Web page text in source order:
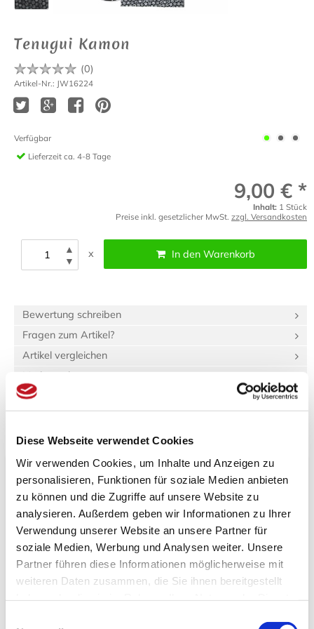
Diese Webseite verwendet Cookies
Wir verwenden Cookies, um Inhalte und Anzeigen zu
personalisieren, Funktionen für soziale Medien anbieten
zu können und die Zugriffe auf unsere Website zu
analysieren. Außerdem geben wir Informationen zu Ihrer
Verwendung unserer Website an unsere Partner für
soziale Medien, Werbung und Analysen weiter. Unsere
Partner führen diese Informationen möglicherweise mit
weiteren Daten zusammen, die Sie ihnen bereitgestellt
Tenugui Kamon
(0)
Artikel-Nr.: JW16224
Verfügbar
Lieferzeit ca. 4-8 Tage
9,00 € *
Inhalt: 1 Stück
Preise inkl. gesetzlicher MwSt. zzgl. Versandkosten
▲
▼
x In den Warenkorb
Bewertung schreiben
Fragen zum Artikel?
Artikel vergleichen
Merkzettel
Beschreibung Bewertungen (0)
Produktinformationen "Tenugui Kamon"
Spezifikationen
Länge:
Japanisches Handtuch traditioneller Art aus dünnem
Baumwollstoff. Das Tenugui kann universell verwendet